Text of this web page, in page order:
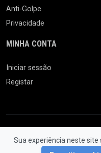
Sua experiência neste
Anti-Golpe
Privacidade
MINHA CONTA
Iniciar sessão
Registar
© 2026 Feira da